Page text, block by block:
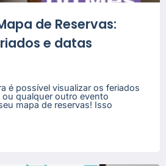
de Reservas:
e datas
é possível visualizar os feriados
qualquer outro evento
mapa de reservas! Isso